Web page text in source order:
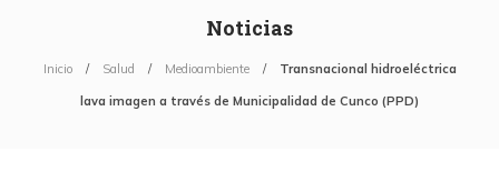
Noticias
Inicio Salud Medioambiente Transnacional hidroeléctrica
lava imagen a través de Municipalidad de Cunco (PPD)